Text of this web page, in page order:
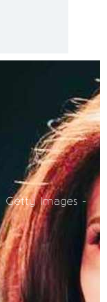
Getty Images -